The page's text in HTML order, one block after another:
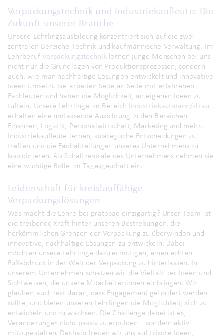
Verpackungstechnik und Industriekaufleute: Die
Zukunft unserer Branche
Unsere Lehrlingsausbildung konzentriert sich auf die zwei
zentralen Bereiche Technik und kaufmännische Verwaltung. Im
Lehrberuf Verpackungstechnik lernen junge Menschen bei uns
nicht nur die Grundlagen von Produktionsprozessen, sondern
auch, wie man nachhaltige Lösungen entwickelt und innovative
Ideen umsetzt. Sie arbeiten Seite an Seite mit erfahrenen
Fachleuten und haben die Möglichkeit, an eigenen Ideen zu
tüfteln. Unsere Lehrlinge im Bereich
Industriekaufmann/-frau
erhalten eine umfassende Ausbildung in den Bereichen
Finanzen, Logistik, Personalwirtschaft, Marketing und mehr.
Industriekaufleute lernen, strategische Entscheidungen zu
treffen und die Fachabteilungen unseres Unternehmens zu
koordinieren. Als Schaltzentrale des Unternehmens nehmen sie
eine wichtige Rolle im Tagesgeschäft ein.
Leidenschaft für kreislauffähige
Verpackungslösungen
Was macht die Lehre bei pratopac einzigartig? Unser Team ist
die treibende Kraft hinter unseren Bestrebungen, die
herkömmlichen Grenzen der Verpackung zu überwinden und
innovative, nachhaltige Lösungen zu entwickeln. Dabei
möchten unsere Lehrlinge dazu ermutigen, einen echten
Fußabdruck in der Welt der Verpackung zu hinterlassen. In
unserem Unternehmen schätzen wir die Vielfalt der Ideen und
Sichtweisen, die unsere Mitarbeiter:innen einbringen. Wir
glauben auch fest daran, dass Engagement gefördert werden
sollte, und bieten unseren Lehrlingen die Möglichkeit, sich zu
entwickeln und zu wachsen. Die Challenge dabei ist es,
Veränderungen nicht passiv zu erdulden – sondern aktiv
mitzugestalten. Deshalb freuen wir uns auf frische Ideen,